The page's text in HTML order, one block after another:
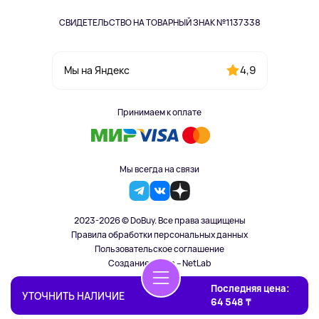
УТОЧНИТЬ НАЛИЧИЕ
Последняя цена:
64 548 ₸
СВИДЕТЕЛЬСТВО НА ТОВАРНЫЙ ЗНАК №1137338
Мы на Яндекс 4,9
Принимаем к оплате
Мы всегда на связи
2023-2026 © DoBuy. Все права защищены
Правила обработки персональных данных
Пользовательское соглашение
Создание сайта – NetLab